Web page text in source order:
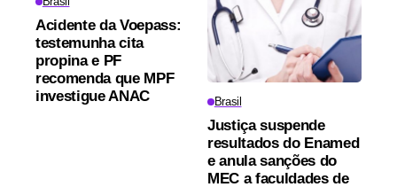
Acidente da Voepass:
testemunha cita
propina e PF
recomenda que MPF
investigue ANAC
Brasil
Justiça suspende
resultados do Enamed
e anula sanções do
MEC a faculdades de